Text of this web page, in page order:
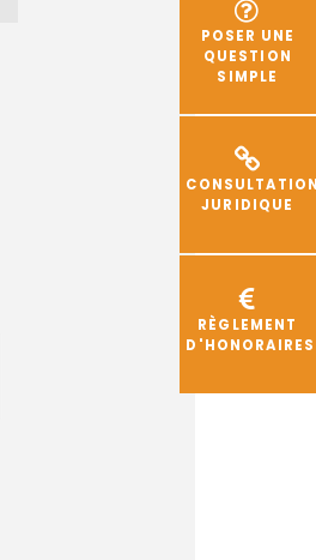
POSER UNE
QUESTION
SIMPLE
JURIDIQUE
RÈGLEMENT
D'HONORAIRES